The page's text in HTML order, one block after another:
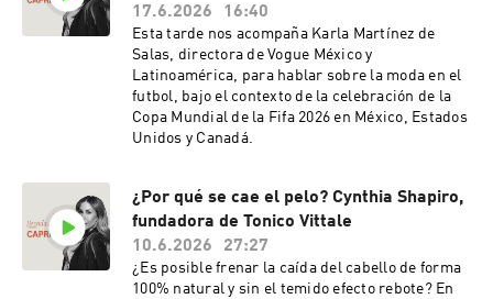
Noticias Radio.
17.6.2026
16:40
Esta tarde nos acompaña Karla Martínez de
Salas, directora de Vogue México y
Latinoamérica, para hablar sobre la moda en el
futbol, bajo el contexto de la celebración de la
Copa Mundial de la Fifa 2026 en México, Estados
Unidos y Canadá.
¿Por qué se cae el pelo? Cynthia Shapiro,
fundadora de Tonico Vittale
10.6.2026
27:27
¿Es posible frenar la caída del cabello de forma
100% natural y sin el temido efecto rebote? En